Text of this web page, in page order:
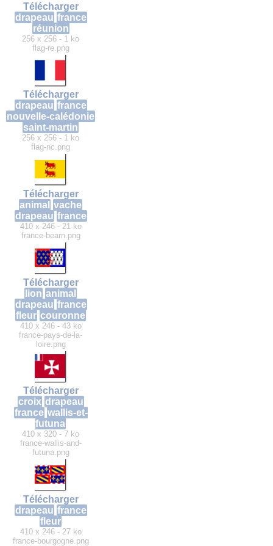
Télécharger
drapeau france
réunion
256 x 256 - 1 ko
flag-re.png
Télécharger
drapeau france
nouvelle-calédonie
saint-martin
256 x 256 - 1 ko
flag-nc.png
Télécharger
animal vache
drapeau france
410 x 246 - 21 ko
france-bearn.png
Télécharger
lion animal
drapeau france
fleur couronne
410 x 246 - 43 ko
france-pays-de-la-
loire.png
Télécharger
croix drapeau
france wallis-et-
futuna
410 x 320 - 7 ko
france-wallis-and-
futuna.png
Télécharger
drapeau france
fleur
410 x 246 - 27 ko
france-bourgogne.png